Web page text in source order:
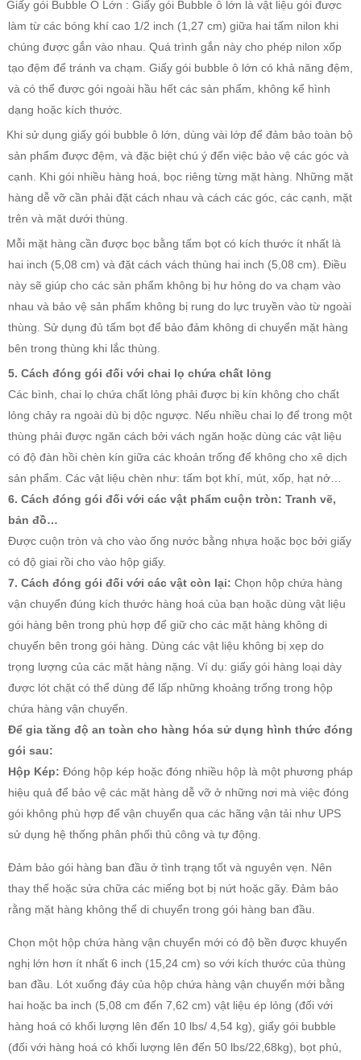
Giấy gói Bubble Ô Lớn : Giấy gói Bubble ô lớn là vật liệu gói được
làm từ các bóng khí cao 1/2 inch (1,27 cm) giữa hai tấm nilon khi
chúng được gắn vào nhau. Quá trình gắn này cho phép nilon xốp
tạo đệm để tránh va chạm. Giấy gói bubble ô lớn có khả năng đệm,
và có thể được gói ngoài hầu hết các sản phẩm, không kể hình
dạng hoặc kích thước.
Khi sử dụng giấy gói bubble ô lớn, dùng vài lớp để đảm bảo toàn bộ
sản phẩm được đệm, và đặc biệt chú ý đến việc bảo vệ các góc và
cạnh. Khi gói nhiều hàng hoá, bọc riêng từng mặt hàng. Những mặt
hàng dễ vỡ cần phải đặt cách nhau và cách các góc, các cạnh, mặt
trên và mặt dưới thùng.
Mỗi mặt hàng cần được bọc bằng tấm bọt có kích thước ít nhất là
hai inch (5,08 cm) và đặt cách vách thùng hai inch (5,08 cm). Điều
này sẽ giúp cho các sản phẩm không bị hư hỏng do va chạm vào
nhau và bảo vệ sản phẩm không bị rung do lực truyền vào từ ngoài
thùng. Sử dụng đủ tấm bọt để bảo đảm không di chuyển mặt hàng
bên trong thùng khi lắc thùng.
5. Cách đóng gói đối với chai lọ chứa chất lỏng
Các bình, chai lọ chứa chất lỏng phải được bị kín không cho chất
lỏng chảy ra ngoài dù bị dộc ngược. Nếu nhiều chai lọ để trong một
thùng phải được ngăn cách bởi vách ngăn hoặc dùng các vật liệu
có độ đàn hồi chèn kín giữa các khoản trống để không cho xê dịch
sản phẩm. Các vật liệu chèn như: tấm bọt khí, mút, xốp, hạt nở…
6. Cách đóng gói đối với các vật phẩm cuộn tròn: Tranh vẽ,
bản đồ…
Được cuộn tròn và cho vào ống nước bằng nhựa hoặc bọc bởi giấy
có độ giai rồi cho vào hộp giấy.
7. Cách đóng gói đối với các vật còn lại: Chọn hộp chứa hàng
vận chuyển đúng kích thước hàng hoá của bạn hoặc dùng vật liệu
gói hàng bên trong phù hợp để giữ cho các mặt hàng không di
chuyển bên trong gói hàng. Dùng các vật liệu không bị xẹp do
trọng lượng của các mặt hàng nặng. Ví dụ: giấy gói hàng loại dày
được lót chặt có thể dùng để lấp những khoảng trống trong hộp
chứa hàng vận chuyển.
Để gia tăng độ an toàn cho hàng hóa sử dụng hình thức đóng
gói sau:
Hộp Kép: Đóng hộp kép hoặc đóng nhiều hộp là một phương pháp
hiệu quả để bảo vệ các mặt hàng dễ vỡ ở những nơi mà việc đóng
gói không phù hợp để vận chuyển qua các hãng vận tải như UPS
sử dụng hệ thống phân phối thủ công và tự động.
Đảm bảo gói hàng ban đầu ở tình trạng tốt và nguyên vẹn. Nên
thay thế hoặc sửa chữa các miếng bọt bị nứt hoặc gãy. Đảm bảo
rằng mặt hàng không thể di chuyển trong gói hàng ban đầu.
Chọn một hộp chứa hàng vận chuyển mới có độ bền được khuyến
nghị lớn hơn ít nhất 6 inch (15,24 cm) so với kích thước của thùng
ban đầu. Lót xuống đáy của hộp chứa hàng vận chuyển mới bằng
hai hoặc ba inch (5,08 cm đến 7,62 cm) vật liệu ép lỏng (đối với
hàng hoá có khối lượng lên đến 10 lbs/ 4,54 kg), giấy gói bubble
(đối với hàng hoá có khối lượng lên đến 50 lbs/22,68kg), bọt phủ,